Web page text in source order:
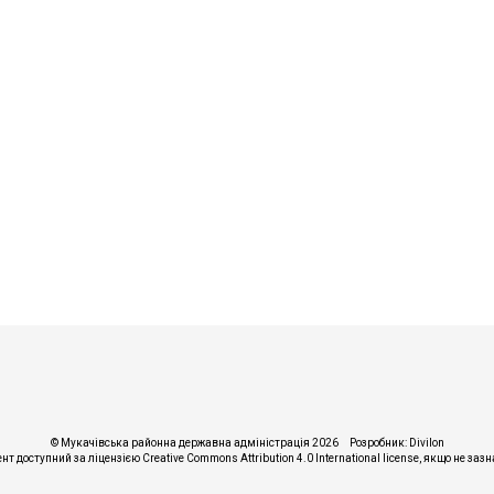
© Мукачівська районна державна адміністрація 2026 Розробник: Divilon
доступний за ліцензією Creative Commons Attribution 4.0 International license, якщо не